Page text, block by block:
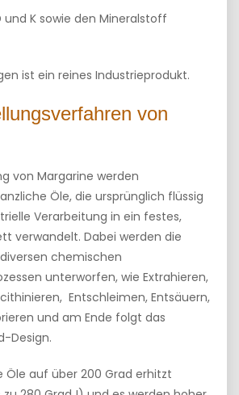
und K sowie den Mineralstoff
ist ein reines Industrieprodukt.
von
von Margarine werden
Öle, die ursprünglich flüssig
Verarbeitung in ein festes,
verwandelt. Dabei werden die
chemischen
unterworfen, wie Extrahieren,
Entschleimen, Entsäuern,
und am Ende folgt das
Design.
Öle auf über 200 Grad erhitzt